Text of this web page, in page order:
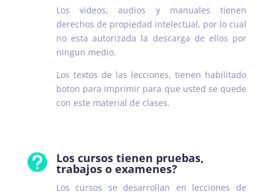
Los videos, audios y manuales tienen
derechos de propiedad intelectual, por lo cual
no esta autorizada la descarga de ellos por
ningun medio.
Los textos de las lecciones, tienen habilitado
boton para imprimir para que usted se quede
con este material de clases.
 Los cursos tienen pruebas,
trabajos o examenes?
Los cursos se desarrollan en lecciones de